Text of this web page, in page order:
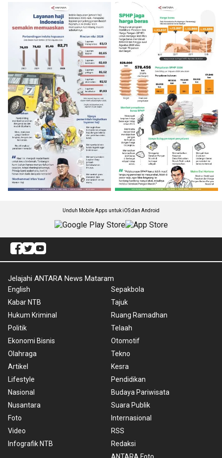
Unduh Mobile Apps untuk iOS dan Android
Jelajahi ANTARA News Mataram
English
Kabar NTB
Hukum Kriminal
Politik
Ekonomi Bisnis
Olahraga
Artikel
Lifestyle
Nasional
Nusantara
Foto
Video
Infografik NTB
Sepakbola
Tajuk
Ruang Ramadhan
Telaah
Otomotif
Tekno
Kesra
Pendidikan
Budaya Pariwisata
Suara Publik
Internasional
RSS
Redaksi